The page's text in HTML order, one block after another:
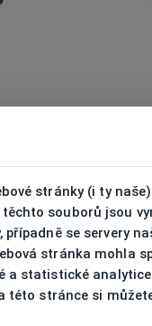
stránky (i ty
souborů jsou
se servery
stránka mohla
a statistické
této stránce si